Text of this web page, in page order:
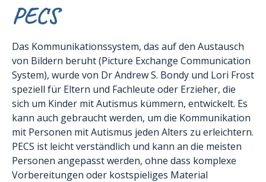
Die Betreuung
Erziehungsmethoden
Das TEACCH-Programm
Andere Methoden
Erfahrungsberichte
PECS
Das Kommunikationssystem, das auf den Austausch
von Bildern beruht (Picture Exchange Communication
System), wurde von Dr Andrew S. Bondy und Lori Frost
speziell für Eltern und Fachleute oder Erzieher, die
sich um Kinder mit Autismus kümmern, entwickelt. Es
kann auch gebraucht werden, um die Kommunikation
mit Personen mit Autismus jeden Alters zu erleichtern.
PECS ist leicht verständlich und kann an die meisten
Personen angepasst werden, ohne dass komplexe
Vorbereitungen oder kostspieliges Material